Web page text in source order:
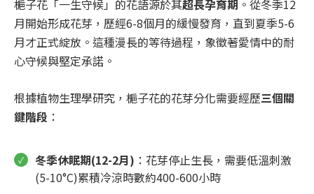
梔子花「一生守候」的花語源於其超長孕育期 。從冬季12
月開始形成花芽，歷經6-8個月的緩慢發育，直到夏季5-6
月才正式綻放。這種漫長的等待過程，象徵著愛情中的耐
心守候與堅定承諾。
根據植物生理學研究，梔子花的花芽分化需要經歷三個關
鍵階段 ：
冬季休眠期(12-2月) ：花芽停止生長，需要低溫刺激
(5-10°C)累積冷涼時數約400-600小時